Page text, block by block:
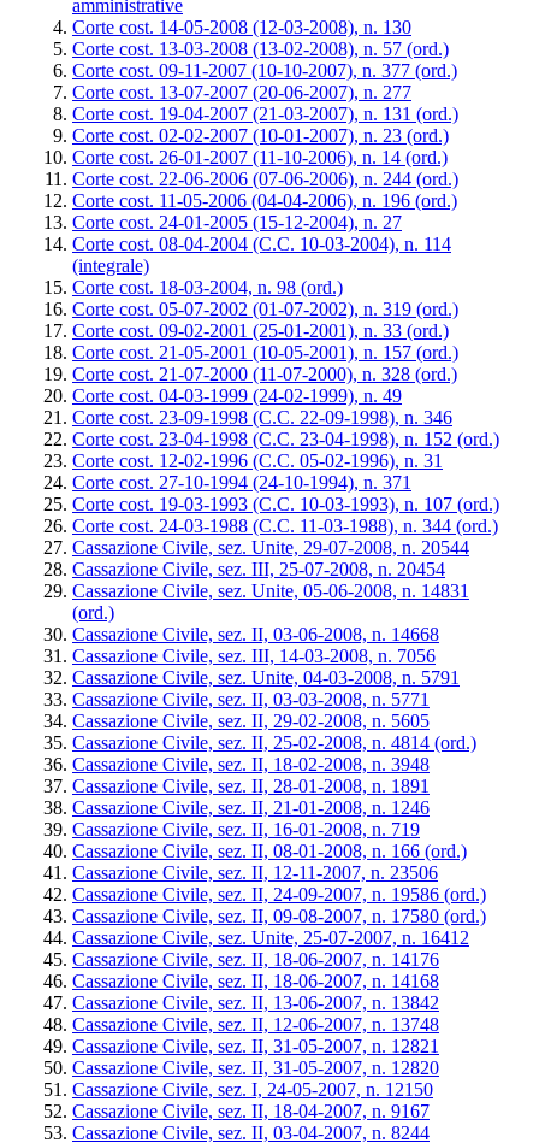
amministrative
Corte cost. 14-05-2008 (12-03-2008), n. 130
Corte cost. 13-03-2008 (13-02-2008), n. 57 (ord.)
Corte cost. 09-11-2007 (10-10-2007), n. 377 (ord.)
Corte cost. 13-07-2007 (20-06-2007), n. 277
Corte cost. 19-04-2007 (21-03-2007), n. 131 (ord.)
Corte cost. 02-02-2007 (10-01-2007), n. 23 (ord.)
Corte cost. 26-01-2007 (11-10-2006), n. 14 (ord.)
Corte cost. 22-06-2006 (07-06-2006), n. 244 (ord.)
Corte cost. 11-05-2006 (04-04-2006), n. 196 (ord.)
Corte cost. 24-01-2005 (15-12-2004), n. 27
Corte cost. 08-04-2004 (C.C. 10-03-2004), n. 114
(integrale)
Corte cost. 18-03-2004, n. 98 (ord.)
Corte cost. 05-07-2002 (01-07-2002), n. 319 (ord.)
Corte cost. 09-02-2001 (25-01-2001), n. 33 (ord.)
Corte cost. 21-05-2001 (10-05-2001), n. 157 (ord.)
Corte cost. 21-07-2000 (11-07-2000), n. 328 (ord.)
Corte cost. 04-03-1999 (24-02-1999), n. 49
Corte cost. 23-09-1998 (C.C. 22-09-1998), n. 346
Corte cost. 23-04-1998 (C.C. 23-04-1998), n. 152 (ord.)
Corte cost. 12-02-1996 (C.C. 05-02-1996), n. 31
Corte cost. 27-10-1994 (24-10-1994), n. 371
Corte cost. 19-03-1993 (C.C. 10-03-1993), n. 107 (ord.)
Corte cost. 24-03-1988 (C.C. 11-03-1988), n. 344 (ord.)
Cassazione Civile, sez. Unite, 29-07-2008, n. 20544
Cassazione Civile, sez. III, 25-07-2008, n. 20454
Cassazione Civile, sez. Unite, 05-06-2008, n. 14831
(ord.)
Cassazione Civile, sez. II, 03-06-2008, n. 14668
Cassazione Civile, sez. III, 14-03-2008, n. 7056
Cassazione Civile, sez. Unite, 04-03-2008, n. 5791
Cassazione Civile, sez. II, 03-03-2008, n. 5771
Cassazione Civile, sez. II, 29-02-2008, n. 5605
Cassazione Civile, sez. II, 25-02-2008, n. 4814 (ord.)
Cassazione Civile, sez. II, 18-02-2008, n. 3948
Cassazione Civile, sez. II, 28-01-2008, n. 1891
Cassazione Civile, sez. II, 21-01-2008, n. 1246
Cassazione Civile, sez. II, 16-01-2008, n. 719
Cassazione Civile, sez. II, 08-01-2008, n. 166 (ord.)
Cassazione Civile, sez. II, 12-11-2007, n. 23506
Cassazione Civile, sez. II, 24-09-2007, n. 19586 (ord.)
Cassazione Civile, sez. II, 09-08-2007, n. 17580 (ord.)
Cassazione Civile, sez. Unite, 25-07-2007, n. 16412
Cassazione Civile, sez. II, 18-06-2007, n. 14176
Cassazione Civile, sez. II, 18-06-2007, n. 14168
Cassazione Civile, sez. II, 13-06-2007, n. 13842
Cassazione Civile, sez. II, 12-06-2007, n. 13748
Cassazione Civile, sez. II, 31-05-2007, n. 12821
Cassazione Civile, sez. II, 31-05-2007, n. 12820
Cassazione Civile, sez. I, 24-05-2007, n. 12150
Cassazione Civile, sez. II, 18-04-2007, n. 9167
Cassazione Civile, sez. II, 03-04-2007, n. 8244